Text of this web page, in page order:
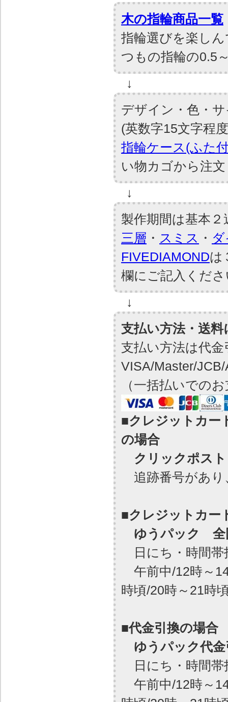
木の指輪商品一覧
指輪選びを楽し
つもの指輪の0.5
↓
デザイン・色・
(英数字15文字程
指輪ケース(ふた
い物カゴから注
↓
製作期間は基本２
三層 ・ スミス ・
FIVEDIAMONDは
欄にご記入くだ
↓
支払い方法・送
支払い方法は代
VISA/Master/
（一括払いでの
■クレジットカー
の場合
クリックポスト
追跡番号があり
■クレジットカー
ゆうパック 全
日にち・時間帯
午前中/12時～
時頃/20時～21時
■代金引換の場合
ゆうパック代
日にち・時間帯
午前中/12時～